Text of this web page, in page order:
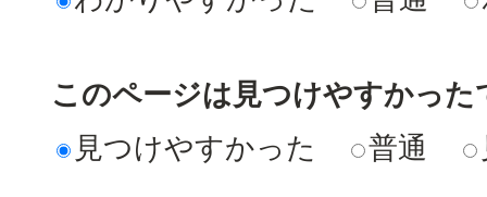
このページは見つけやすかった
見つけやすかった
普通